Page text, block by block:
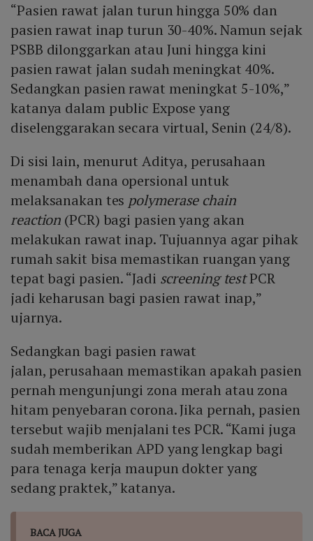
“Pasien rawat jalan turun hingga 50% dan
pasien rawat inap turun 30-40%. Namun sejak
PSBB dilonggarkan atau Juni hingga kini
pasien rawat jalan sudah meningkat 40%.
Sedangkan pasien rawat meningkat 5-10%,”
katanya dalam public Expose yang
diselenggarakan secara virtual, Senin (24/8).
Di sisi lain, menurut Aditya, perusahaan
menambah dana opersional untuk
melaksanakan tes polymerase chain
reaction (PCR) bagi pasien yang akan
melakukan rawat inap. Tujuannya agar pihak
rumah sakit bisa memastikan ruangan yang
tepat bagi pasien. “Jadi screening testPCR
jadi keharusan bagi pasien rawat inap,”
ujarnya.
Sedangkan bagi pasien rawat
jalan, perusahaan memastikan apakah pasien
pernah mengunjungi zona merah atau zona
hitam penyebaran corona. Jika pernah, pasien
tersebut wajib menjalani tes PCR. “Kami juga
sudah memberikan APD yang lengkap bagi
para tenaga kerja maupun dokter yang
sedang praktek,” katanya.
BACA JUGA